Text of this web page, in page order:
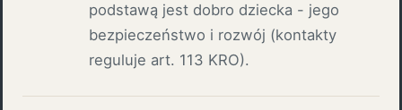
podstawą jest dobro dziecka - jego
bezpieczeństwo i rozwój (kontakty
reguluje art. 113 KRO).